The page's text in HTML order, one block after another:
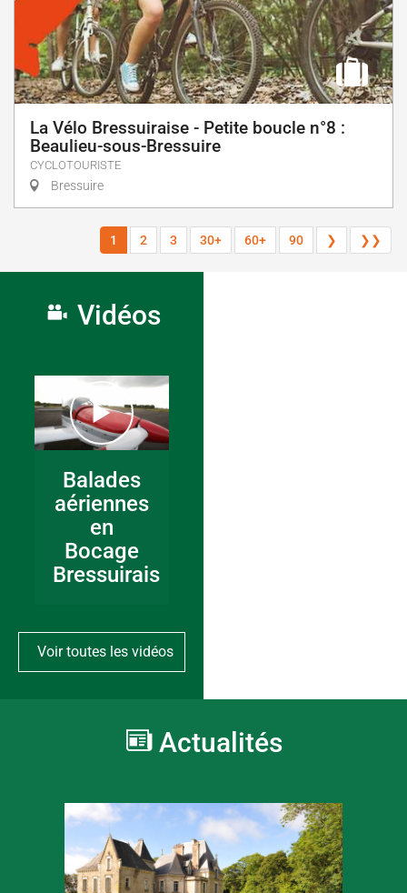
La Vélo Bressuiraise - Petite boucle n°8 :
Beaulieu-sous-Bressuire
CYCLOTOURISTE
Bressuire
1 2 3 30+ 60+ 90 ❯ ❯❯
Vidéos
Balades
aériennes
en
Bocage
Bressuirais
Voir toutes les vidéos
Actualités